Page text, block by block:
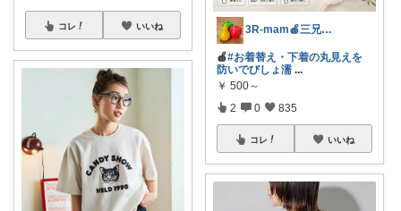
コレ いいね 3R-mam🍎三兄弟母
🍎#お着替え・下着の丸見えを
防いでびしょ濡 ...
￥ 500～
2 0 835
コレ いいね